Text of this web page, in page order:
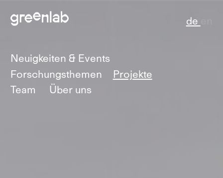
Neuigkeiten & Events
Forschungsthemen
Projekte
Team
Über uns
de